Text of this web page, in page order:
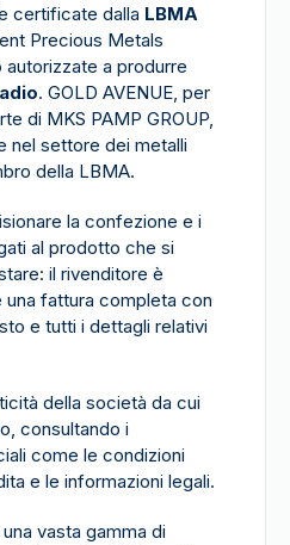
certificate dalla LBMA
Precious Metals
a produrre
. GOLD AVENUE, per
di MKS PAMP GROUP,
nel settore dei metalli
della LBMA.
la confezione e i
al prodotto che si
il rivenditore è
una fattura completa con
e tutti i dettagli relativi
della società da cui
consultando i
come le condizioni
e le informazioni legali.
vasta gamma di